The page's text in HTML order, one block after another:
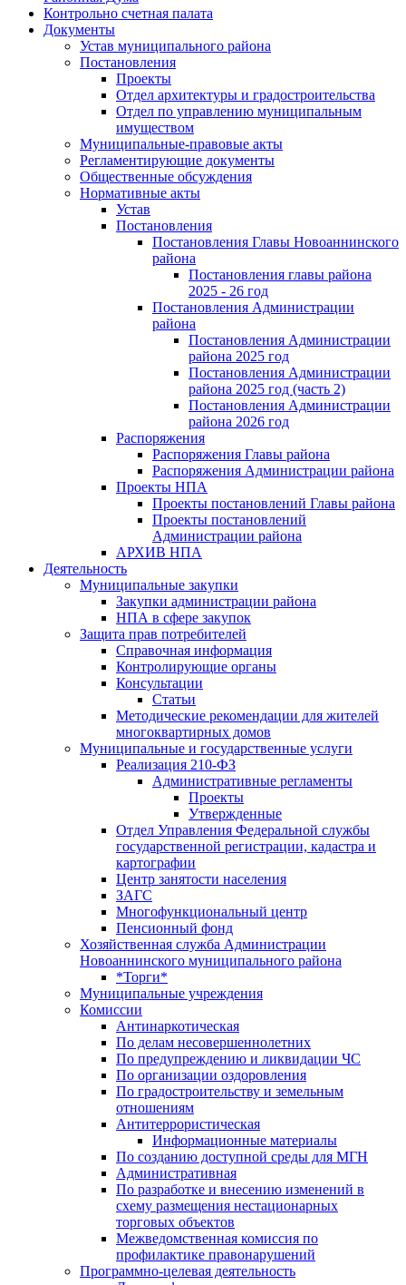
Контрольно счетная палата
Документы
Устав муниципального района
Постановления
Проекты
Отдел архитектуры и градостроительства
Отдел по управлению муниципальным
имуществом
Муниципальные-правовые акты
Регламентирующие документы
Общественные обсуждения
Нормативные акты
Устав
Постановления
Постановления Главы Новоаннинского
района
Постановления главы района
2025 - 26 год
Постановления Администрации
района
Постановления Администрации
района 2025 год
Постановления Администрации
района 2025 год (часть 2)
Постановления Администрации
района 2026 год
Распоряжения
Распоряжения Главы района
Распоряжения Администрации района
Проекты НПА
Проекты постановлений Главы района
Проекты постановлений
Администрации района
АРХИВ НПА
Деятельность
Муниципальные закупки
Закупки администрации района
НПА в сфере закупок
Защита прав потребителей
Справочная информация
Контролирующие органы
Консультации
Статьи
Методические рекомендации для жителей
многоквартирных домов
Муниципальные и государственные услуги
Реализация 210-ФЗ
Административные регламенты
Проекты
Утвержденные
Отдел Управления Федеральной службы
государственной регистрации, кадастра и
картографии
Центр занятоcти населения
ЗАГС
Многофункциональный центр
Пенсионный фонд
Хозяйственная служба Администрации
Новоаннинского муниципального района
*Торги*
Муниципальные учреждения
Комиссии
Антинаркотическая
По делам несовершеннолетних
По предупреждению и ликвидации ЧС
По организации оздоровления
По градостроительству и земельным
отношениям
Антитеррористическая
Информационные материалы
По созданию доступной среды для МГН
Административная
По разработке и внесению изменений в
схему размещения нестационарных
торговых объектов
Межведомственная комиссия по
профилактике правонарушений
Программно-целевая деятельность